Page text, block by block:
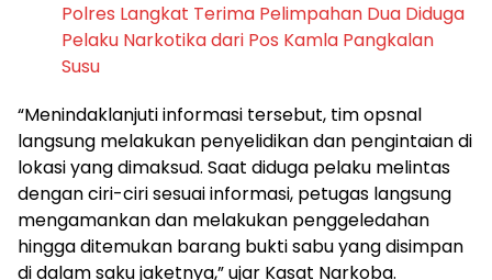
Polres Langkat Terima Pelimpahan Dua Diduga
Pelaku Narkotika dari Pos Kamla Pangkalan
Susu
“Menindaklanjuti informasi tersebut, tim opsnal
langsung melakukan penyelidikan dan pengintaian di
lokasi yang dimaksud. Saat diduga pelaku melintas
dengan ciri-ciri sesuai informasi, petugas langsung
mengamankan dan melakukan penggeledahan
hingga ditemukan barang bukti sabu yang disimpan
di dalam saku jaketnya,” ujar Kasat Narkoba.